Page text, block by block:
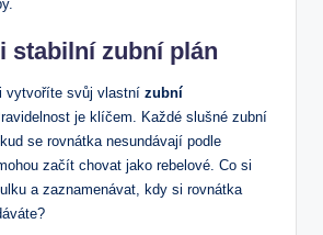
stabilní zubní plán
vytvoříte svůj vlastní zubní
je klíčem. Každé slušné zubní
se rovnátka nesundávají podle
začít chovat jako rebelové. Co si
a zaznamenávat, kdy si rovnátka